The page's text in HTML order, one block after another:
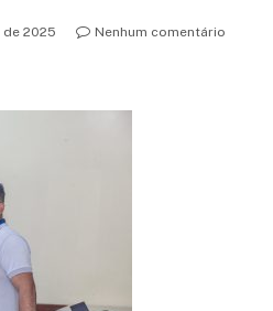
de 2025
Nenhum comentário